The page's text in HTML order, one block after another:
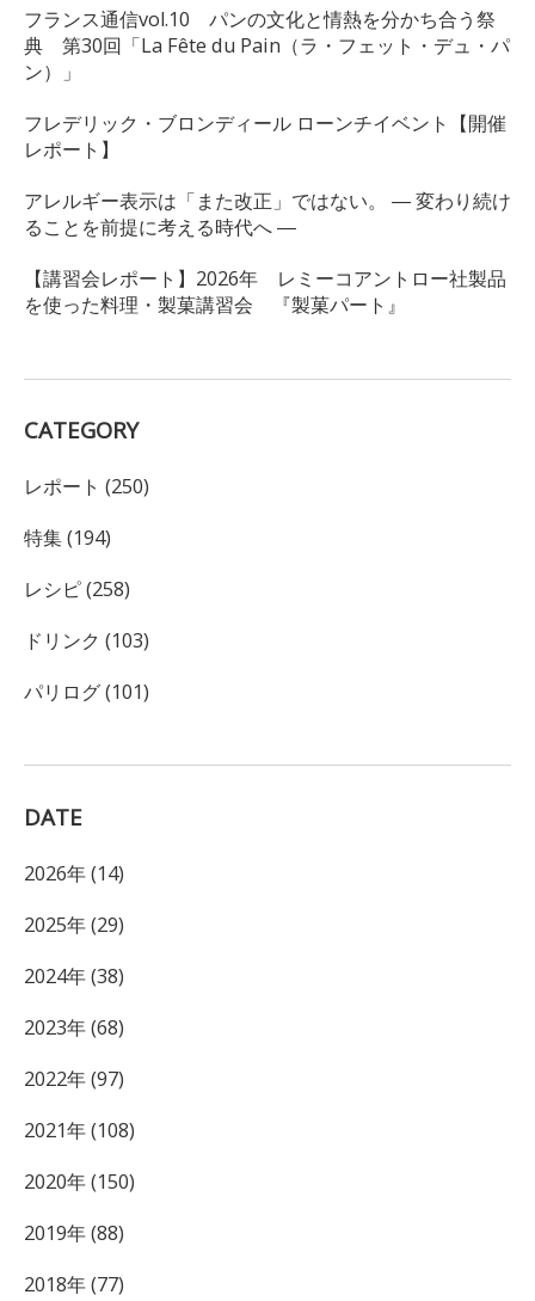
フランス通信vol.10 パンの文化と情熱を分かち合う祭
典 第30回「La Fête du Pain（ラ・フェット・デュ・パ
ン）」
フレデリック・ブロンディール ローンチイベント【開催
レポート】
アレルギー表示は「また改正」ではない。 ― 変わり続け
ることを前提に考える時代へ ―
【講習会レポート】2026年 レミーコアントロー社製品
を使った料理・製菓講習会 『製菓パート』
CATEGORY
レポート (250)
特集 (194)
レシピ (258)
ドリンク (103)
パリログ (101)
DATE
2026年 (14)
2025年 (29)
2024年 (38)
2023年 (68)
2022年 (97)
2021年 (108)
2020年 (150)
2019年 (88)
2018年 (77)